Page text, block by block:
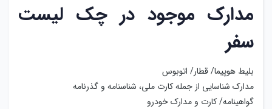
مدارک موجود در چک لیست
سفر
بلیط هوپیما/ قطار/ اتوبوس
مدارک شناسایی از جمله کارت ملی، شناسنامه و گذرنامه
گواهینامه/ کارت و مدارک خودرو